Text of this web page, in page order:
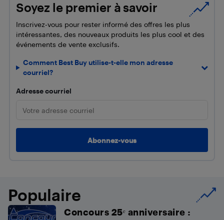
Soyez le premier à savoir
Inscrivez-vous pour rester informé des offres les plus
intéressantes, des nouveaux produits les plus cool et des
événements de vente exclusifs.
Comment Best Buy utilise-t-elle mon adresse
courriel?
Adresse courriel
Populaire
Concours 25ᵉ anniversaire :